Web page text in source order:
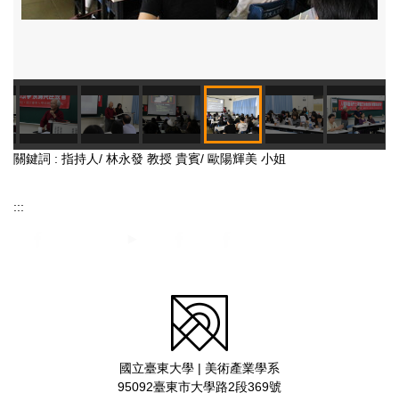
關鍵詞 : 指持人/ 林永發 教授 貴賓/ 歐陽輝美 小姐
:::
國立臺東大學 | 美術產業學系
95092臺東市大學路2段369號